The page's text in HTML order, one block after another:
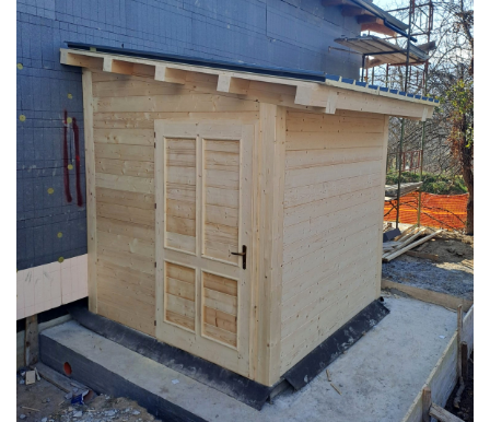
STRUTTURA ADDOSSATA PER LOCALE CALDAIA